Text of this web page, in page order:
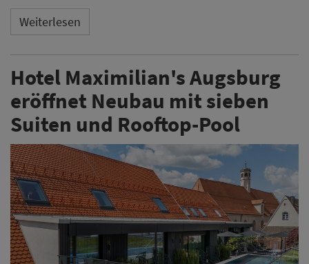
Weiterlesen
Hotel Maximilian's Augsburg
eröffnet Neubau mit sieben
Suiten und Rooftop-Pool